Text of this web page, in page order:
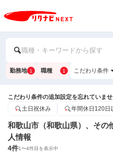
職種・キーワードから探す
勤務地 1 職種 1 こだわり条件
こだわり条件の追加設定を忘れていま
土日祝休み
年間休日120日
和歌山市（和歌山県）、その
人情報
4件1〜4件目を表示中